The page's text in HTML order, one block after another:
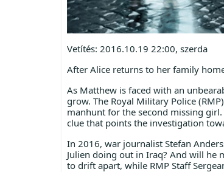
Vetítés: 2016.10.19 22:00, szerda
After Alice returns to her family
As Matthew is faced with an
grow. The Royal Military Police
manhunt for the second missing
clue that points the investigation
In 2016, war journalist Stefan
Julien doing out in Iraq? And will he
to drift apart, while RMP Staff